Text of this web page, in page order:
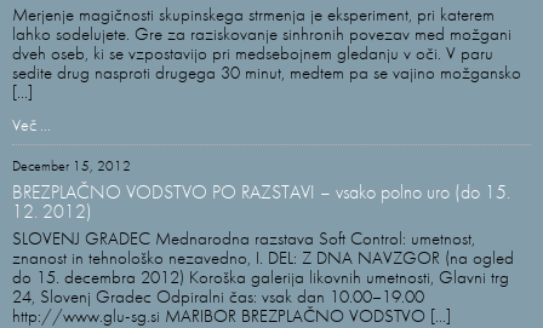
Merjenje magičnosti skupinskega strmenja je eksperiment, pri katerem
lahko sodelujete. Gre za raziskovanje sinhronih povezav med možgani
dveh oseb, ki se vzpostavijo pri medsebojnem gledanju v oči. V paru
sedite drug nasproti drugega 30 minut, medtem pa se vajino možgansko
[...]
Več ...
December 15, 2012
BREZPLAČNO VODSTVO PO RAZSTAVI – vsako polno uro (do 15.
12. 2012)
SLOVENJ GRADEC Mednarodna razstava Soft Control: umetnost,
znanost in tehnološko nezavedno, I. DEL: Z DNA NAVZGOR (na ogled
do 15. decembra 2012) Koroška galerija likovnih umetnosti, Glavni trg
24, Slovenj Gradec Odpiralni čas: vsak dan 10.00–19.00
http://www.glu-sg.si MARIBOR BREZPLAČNO VODSTVO [...]